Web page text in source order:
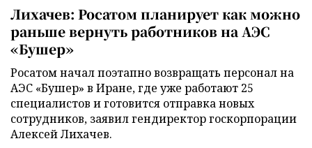
Лихачев: Росатом планирует как можно
раньше вернуть работников на АЭС
«Бушер»
Росатом начал поэтапно возвращать персонал на
АЭС «Бушер» в Иране, где уже работают 25
специалистов и готовится отправка новых
сотрудников, заявил гендиректор госкорпорации
Алексей Лихачев.